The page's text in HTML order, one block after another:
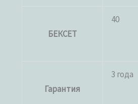
БЕКСЕТ
40
Гарантия
3 года